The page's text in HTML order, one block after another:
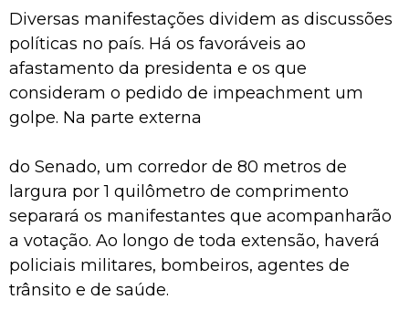
Diversas manifestações dividem as discussões
políticas no país. Há os favoráveis ao
afastamento da presidenta e os que
consideram o pedido de impeachment um
golpe. Na parte externa
do Senado, um corredor de 80 metros de
largura por 1 quilômetro de comprimento
separará os manifestantes que acompanharão
a votação. Ao longo de toda extensão, haverá
policiais militares, bombeiros, agentes de
trânsito e de saúde.